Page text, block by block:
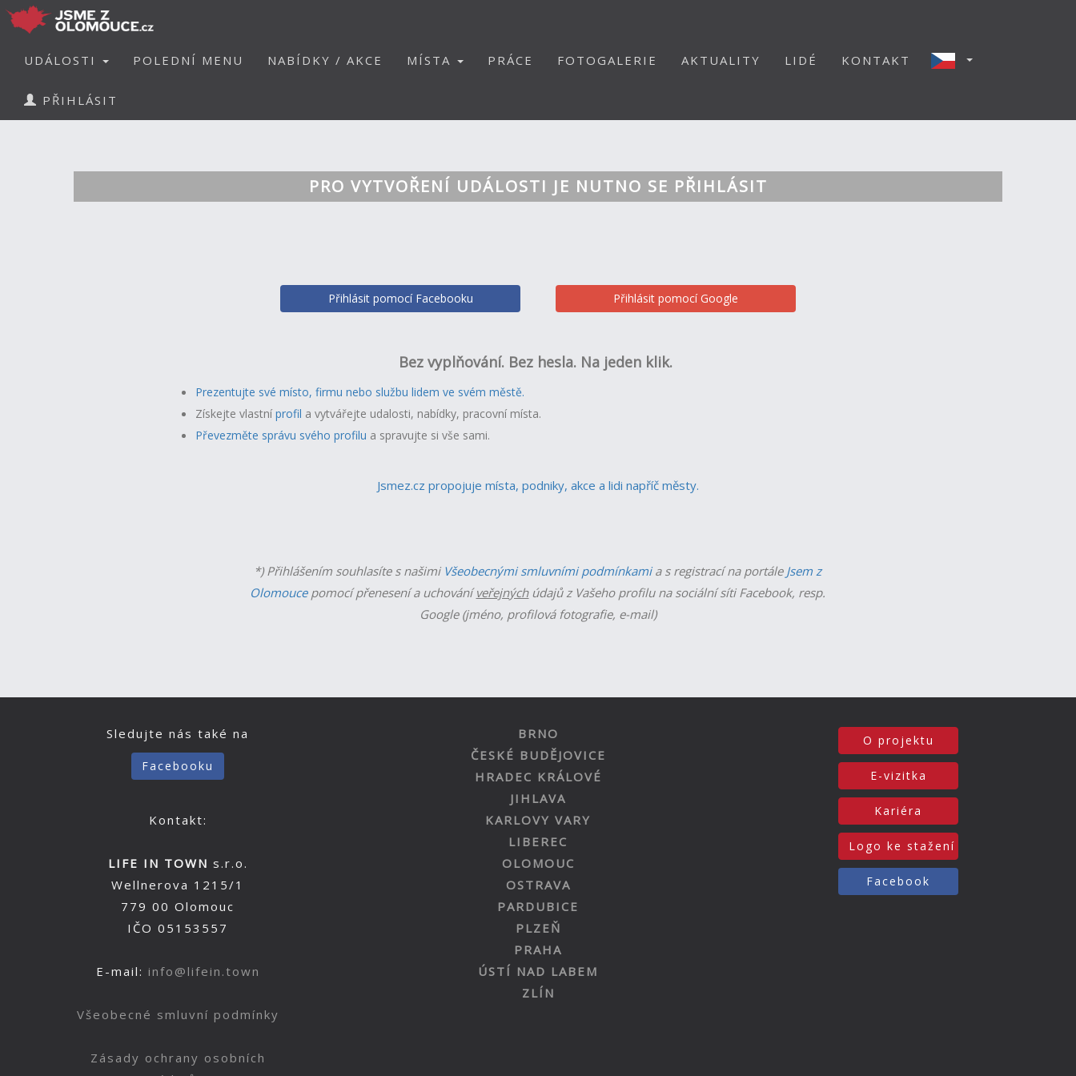
UDÁLOSTI POLEDNÍ MENU NABÍDKY / AKCE MÍSTA PRÁCE FOTOGALERIE AKTUALITY LIDÉ KONTAKT
PŘIHLÁSIT
PRO VYTVOŘENÍ UDÁLOSTI JE NUTNO SE PŘIHLÁSIT
Přihlásit pomocí Facebooku Přihlásit pomocí Google
Bez vyplňování. Bez hesla. Na jeden klik.
Prezentujte své místo, firmu nebo službu lidem ve svém městě.
Získejte vlastní profil a vytvářejte udalosti, nabídky, pracovní místa.
Převezměte správu svého profilu a spravujte si vše sami.
Jsmez.cz propojuje místa, podniky, akce a lidi napříč městy.
*) Přihlášením souhlasíte s našimi Všeobecnými smluvními podmínkamia s registrací na portále Jsem z
Olomoucepomocí přenesení a uchováníveřejnýchúdajů z Vašeho profilu na sociální síti Facebook, resp.
Google (jméno, profilová fotografie, e-mail)
Sledujte nás také na
Facebooku
Kontakt:
LIFE IN TOWN s.r.o.
Wellnerova 1215/1
779 00 Olomouc
IČO 05153557
E-mail: info@lifein.town
Všeobecné smluvní podmínky
Zásady ochrany osobních
BRNO
ČESKÉ BUDĚJOVICE
HRADEC KRÁLOVÉ
JIHLAVA
KARLOVY VARY
LIBEREC
OLOMOUC
OSTRAVA
PARDUBICE
PLZEŇ
PRAHA
ÚSTÍ NAD LABEM
ZLÍN
O projektu
E-vizitka
Kariéra
Logo ke stažení
Facebook